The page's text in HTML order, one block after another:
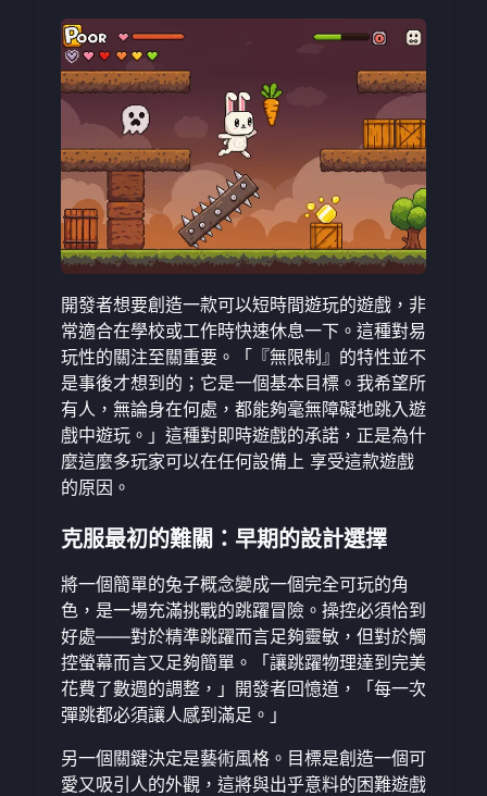
開發者想要創造一款可以短時間遊玩的遊戲，非
常適合在學校或工作時快速休息一下。這種對易
玩性的關注至關重要。「『無限制』的特性並不
是事後才想到的；它是一個基本目標。我希望所
有人，無論身在何處，都能夠毫無障礙地跳入遊
戲中遊玩。」這種對即時遊戲的承諾，正是為什
麼這麼多玩家可以在任何設備上 享受這款遊戲
的原因。
克服最初的難關：早期的設計選擇
將一個簡單的兔子概念變成一個完全可玩的角
色，是一場充滿挑戰的跳躍冒險。操控必須恰到
好處——對於精準跳躍而言足夠靈敏，但對於觸
控螢幕而言又足夠簡單。「讓跳躍物理達到完美
花費了數週的調整，」開發者回憶道，「每一次
彈跳都必須讓人感到滿足。」
另一個關鍵決定是藝術風格。目標是創造一個可
愛又吸引人的外觀，這將與出乎意料的困難遊戲